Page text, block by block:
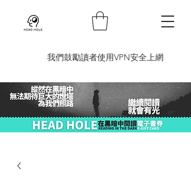
​我們鼓勵讀者使用VPN安全上網